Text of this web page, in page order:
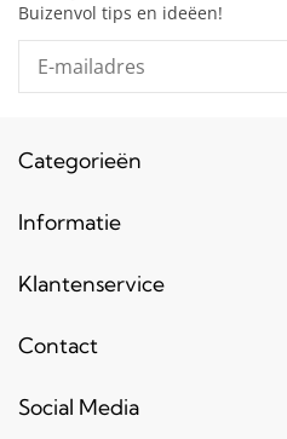
Buizenvol tips en ideëen!
Categorieën
Buizen
Hout
Toebehoren
Reclameframes
Informatie
Login
Bestel informatie
Blogs & laatste nieuws
Klantenservice
Contact
Retourneren
Contact
info@bouwbuis.nl
Social Media